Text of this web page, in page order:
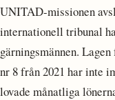
UNITAD-missionen
internationell tribunal
gärningsmännen.
nr 8 från 2021 har inte
lovade månatliga